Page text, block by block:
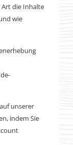
die Inhalte
wie
unserer
indem Sie